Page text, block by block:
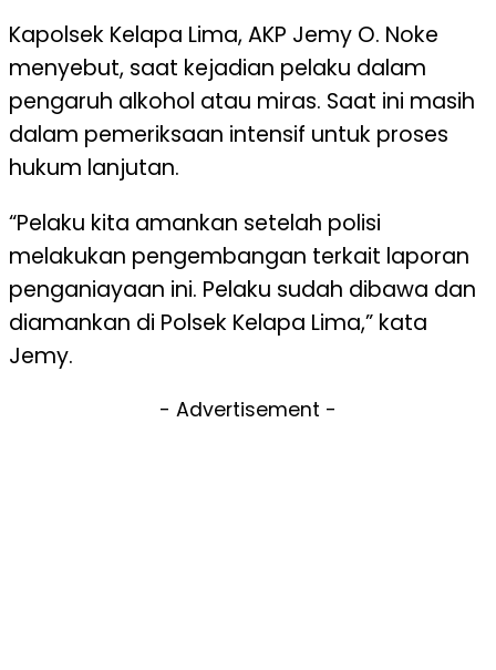
Kapolsek Kelapa Lima, AKP Jemy O. Noke
menyebut, saat kejadian pelaku dalam
pengaruh alkohol atau miras. Saat ini masih
dalam pemeriksaan intensif untuk proses
hukum lanjutan.
“Pelaku kita amankan setelah polisi
melakukan pengembangan terkait laporan
penganiayaan ini. Pelaku sudah dibawa dan
diamankan di Polsek Kelapa Lima,” kata
Jemy.
- Advertisement -